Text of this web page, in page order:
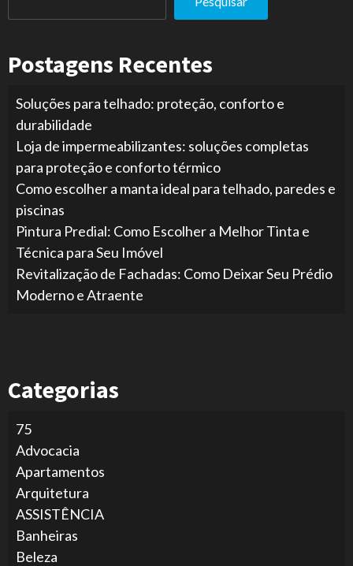
Postagens Recentes
Soluções para telhado: proteção, conforto e
durabilidade
Loja de impermeabilizantes: soluções completas
para proteção e conforto térmico
Como escolher a manta ideal para telhado, paredes e
piscinas
Pintura Predial: Como Escolher a Melhor Tinta e
Técnica para Seu Imóvel
Revitalização de Fachadas: Como Deixar Seu Prédio
Moderno e Atraente
Categorias
75
Advocacia
Apartamentos
Arquitetura
ASSISTÊNCIA
Banheiras
Beleza